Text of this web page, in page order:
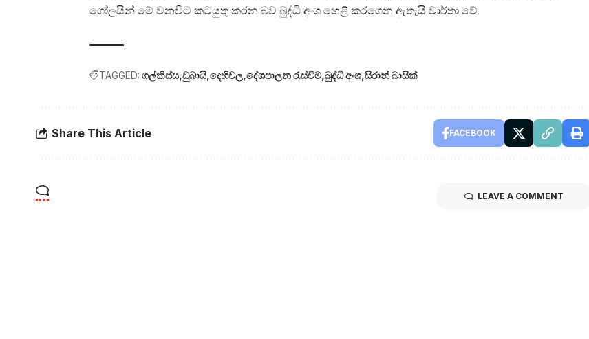
ගෝලයින් මේ වනවිට කටයුතු කරන බව බුද්ධි අංශ හෙළි කරගෙන ඇතැයි වාර්තා වේ.
TAGGED: ගල්කිස්ස ඩුබායි දෙහිවල දේශපාලන රැස්වීම බුද්ධි අංශ සිරාන් බාසික්
Share This Article FACEBOOK
LEAVE A COMMENT